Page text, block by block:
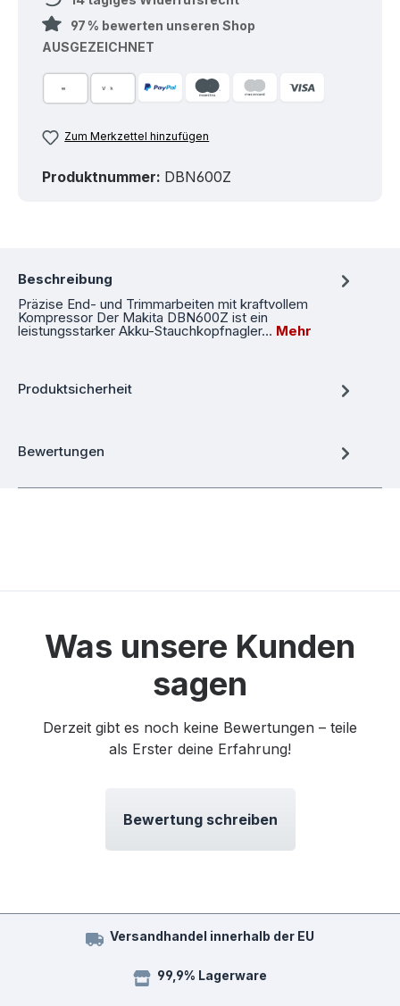
97 % bewerten unseren Shop
AUSGEZEICHNET
Zum Merkzettel hinzufügen
Produktnummer: DBN600Z
Beschreibung
Präzise End- und Trimmarbeiten mit kraftvollem
Kompressor Der Makita DBN600Z ist ein
leistungsstarker Akku-Stauchkopfnagler… Mehr
Produktsicherheit
Bewertungen
Was unsere Kunden
sagen
Derzeit gibt es noch keine Bewertungen – teile
als Erster deine Erfahrung!
Bewertung schreiben
Versandhandel innerhalb der EU
99,9% Lagerware